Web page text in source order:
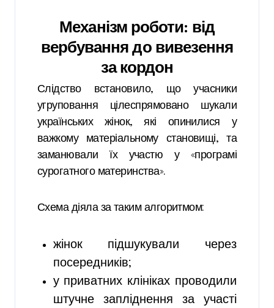
Механізм роботи: від
вербування до вивезення
за кордон
Слідство встановило, що учасники
угруповання цілеспрямовано шукали
українських жінок, які опинилися у
важкому матеріальному становищі, та
заманювали їх участю у «програмі
сурогатного материнства».
Схема діяла за таким алгоритмом:
жінок підшукували через
посередників;
у приватних клініках проводили
штучне запліднення за участі